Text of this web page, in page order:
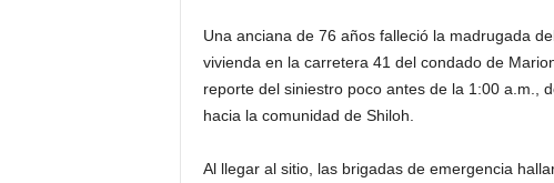
Una anciana de 76 años falleció la madrugada
vivienda en la carretera 41 del condado de
reporte del siniestro poco antes de la 1:00 a.m.,
hacia la comunidad de Shiloh.
Al llegar al sitio, las brigadas de emergencia